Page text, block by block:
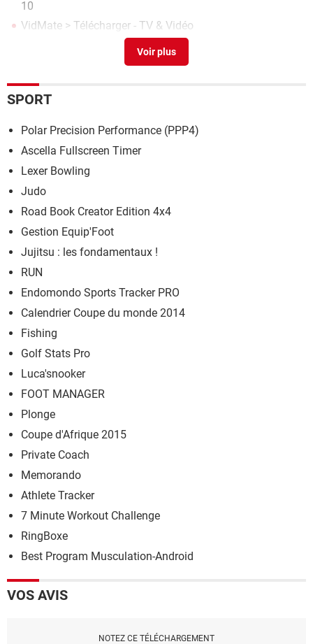
10
VidMate > Télécharger - TV & Vidéo
Pop up mobile external
> Forum Lecteurs et supports
Nif pull and bear
SPORT
Polar Precision Performance (PPP4)
Ascella Fullscreen Timer
Lexer Bowling
Judo
Road Book Creator Edition 4x4
Gestion Equip'Foot
Jujitsu : les fondamentaux !
RUN
Endomondo Sports Tracker PRO
Calendrier Coupe du monde 2014
Fishing
Golf Stats Pro
Luca'snooker
FOOT MANAGER
Plonge
Coupe d'Afrique 2015
Private Coach
Memorando
Athlete Tracker
7 Minute Workout Challenge
RingBoxe
Best Program Musculation-Android
VOS AVIS
NOTEZ CE TÉLÉCHARGEMENT